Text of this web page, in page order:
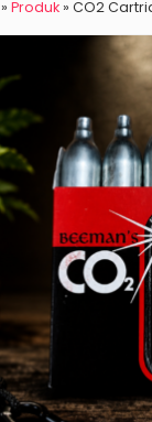
» Produk» CO2